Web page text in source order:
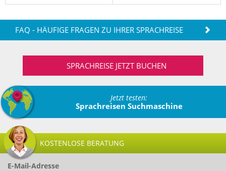
FAQ - HÄUFIGE FRAGEN ZU IHRER SPRACHREISE
SPRACHREISE JETZT BUCHEN
Jetzt testen:
Sprachreisen Suchmaschine
KOSTENLOSE BERATUNG
E-Mail-Adresse